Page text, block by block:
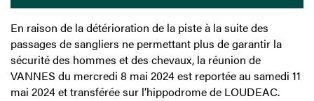
En raison de la détérioration de la piste à la suite des
passages de sangliers ne permettant plus de garantir la
sécurité des hommes et des chevaux, la réunion de
VANNES du mercredi 8 mai 2024 est reportée au samedi 11
mai 2024 et transférée sur l’hippodrome de LOUDEAC.